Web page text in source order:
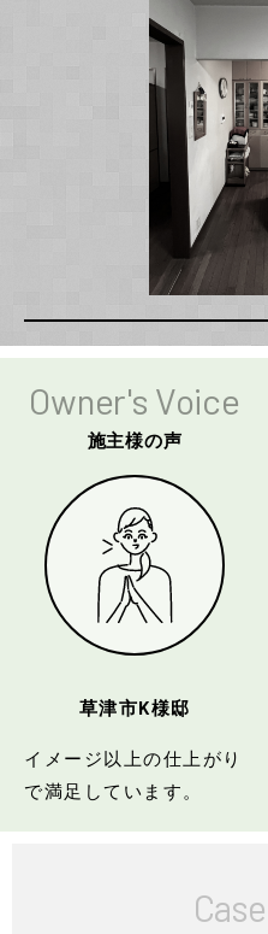
Owner's Voice
施主様の声
草津市K様邸
イメージ以上の仕上がり
で満足しています。
Case